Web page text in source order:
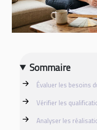
Sommaire
Évaluer les besoins
Vérifier les
Analyser les